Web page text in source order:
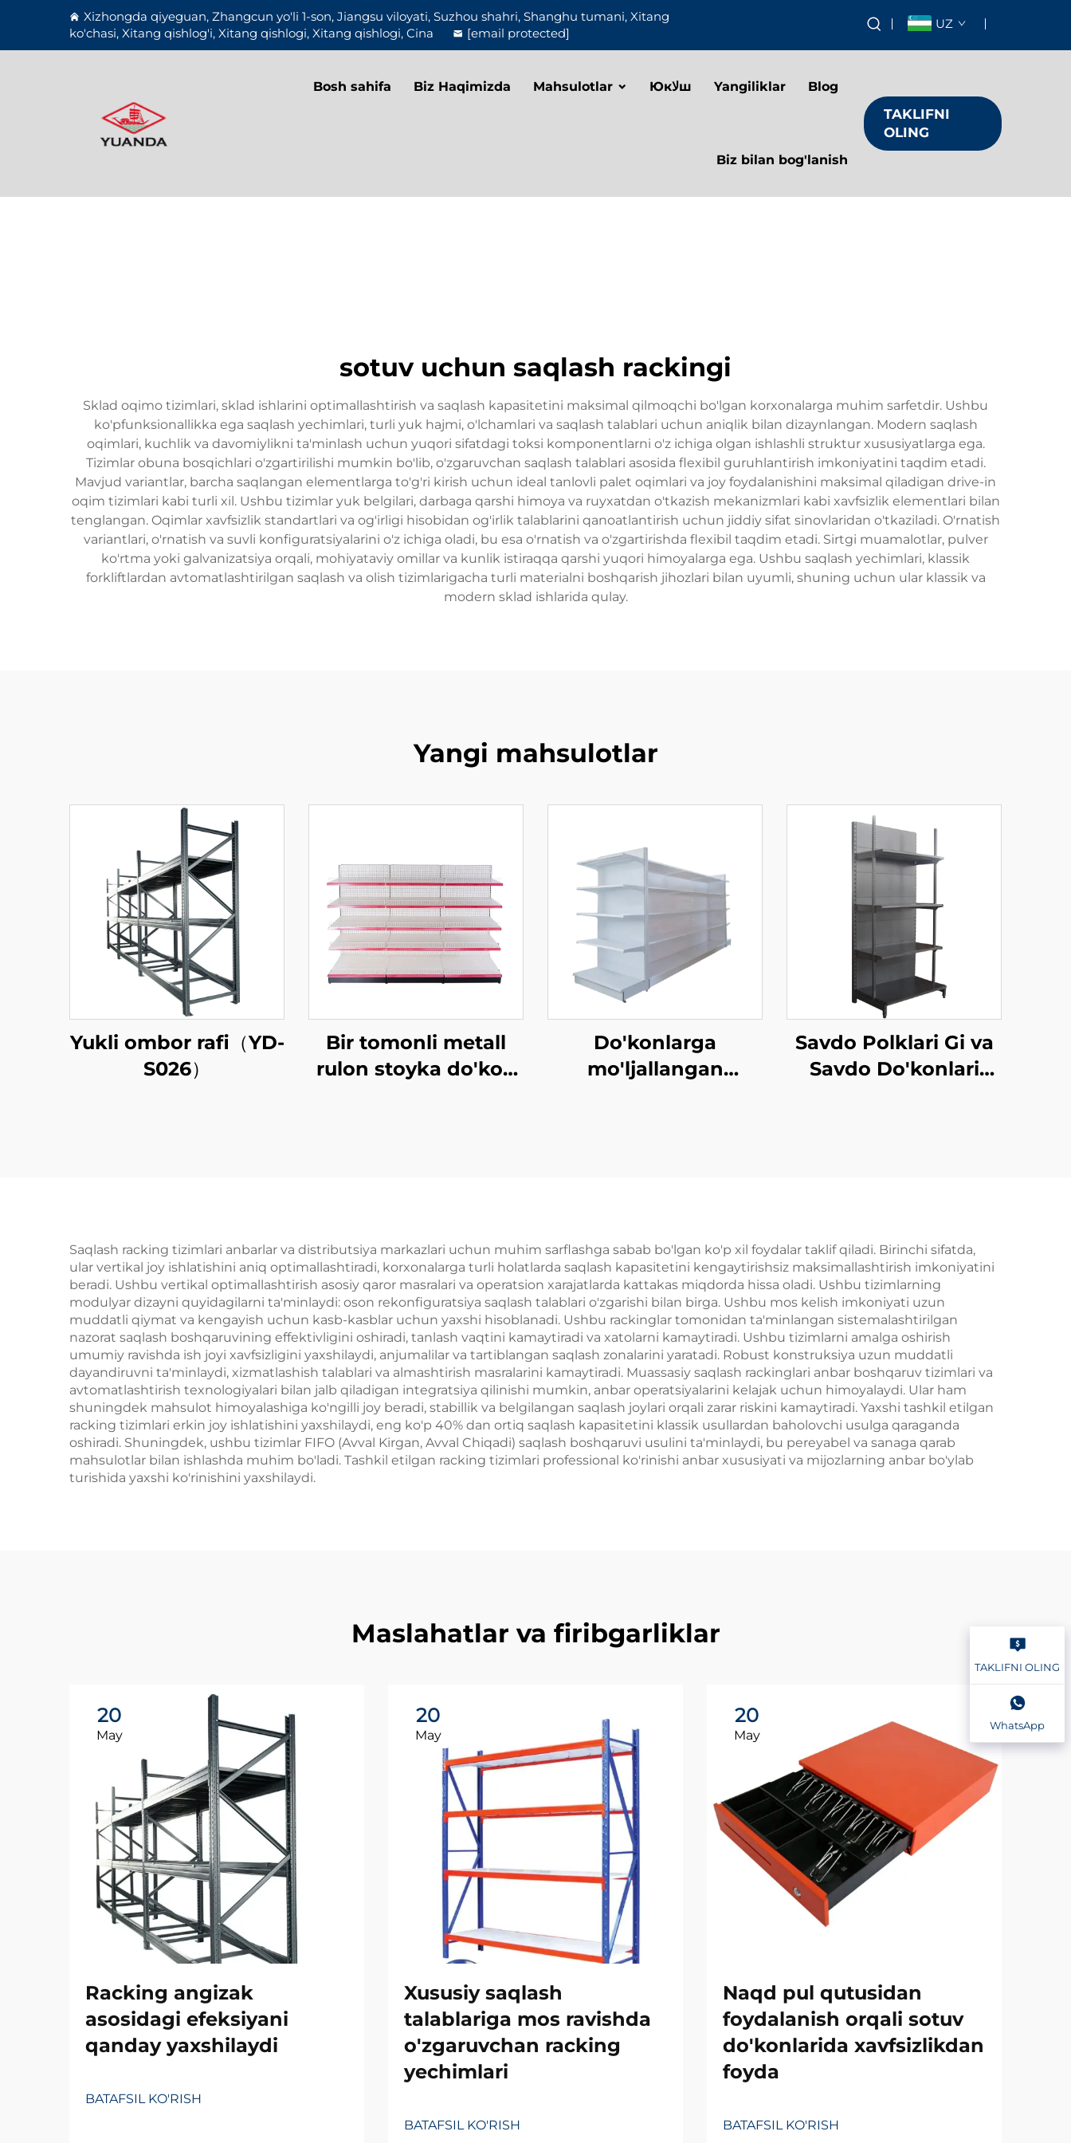
Xizhongda qiyeguan, Zhangcun yo'li 1-son, Jiangsu viloyati, Suzhou shahri, Shanghu tumani, Xitang
ko'chasi, Xitang qishlog'i, Xitang qishlogi, Xitang qishlogi, Cina
[email protected]
UZ
Bosh sahifa Biz Haqimizda Mahsulotlar Юкلاш Yangiliklar Blog
Biz bilan bog'lanish
TAKLIFNI
OLING
sotuv uchun saqlash rackingi
Sklad oqimo tizimlari, sklad ishlarini optimallashtirish va saqlash kapasitetini maksimal qilmoqchi bo'lgan korxonalarga muhim sarfetdir. Ushbu
ko'pfunksionallikka ega saqlash yechimlari, turli yuk hajmi, o'lchamlari va saqlash talablari uchun aniqlik bilan dizaynlangan. Modern saqlash
oqimlari, kuchlik va davomiylikni ta'minlash uchun yuqori sifatdagi toksi komponentlarni o'z ichiga olgan ishlashli struktur xususiyatlarga ega.
Tizimlar obuna bosqichlari o'zgartirilishi mumkin bo'lib, o'zgaruvchan saqlash talablari asosida flexibil guruhlantirish imkoniyatini taqdim etadi.
Mavjud variantlar, barcha saqlangan elementlarga to'g'ri kirish uchun ideal tanlovli palet oqimlari va joy foydalanishini maksimal qiladigan drive-in
oqim tizimlari kabi turli xil. Ushbu tizimlar yuk belgilari, darbaga qarshi himoya va ruyxatdan o'tkazish mekanizmlari kabi xavfsizlik elementlari bilan
tenglangan. Oqimlar xavfsizlik standartlari va og'irligi hisobidan og'irlik talablarini qanoatlantirish uchun jiddiy sifat sinovlaridan o'tkaziladi. O'rnatish
variantlari, o'rnatish va suvli konfiguratsiyalarini o'z ichiga oladi, bu esa o'rnatish va o'zgartirishda flexibil taqdim etadi. Sirtgi muamalotlar, pulver
ko'rtma yoki galvanizatsiya orqali, mohiyataviy omillar va kunlik istiraqqa qarshi yuqori himoyalarga ega. Ushbu saqlash yechimlari, klassik
forkliftlardan avtomatlashtirilgan saqlash va olish tizimlarigacha turli materialni boshqarish jihozlari bilan uyumli, shuning uchun ular klassik va
modern sklad ishlarida qulay.
Yangi mahsulotlar
Yukli ombor rafi（YD-
S026）
Bir tomonli metall
rulon stoyka do'kon
Do'konlarga
mo'ljallangan
Savdo Polklari Gi va
Savdo Do'konlari
Saqlash racking tizimlari anbarlar va distributsiya markazlari uchun muhim sarflashga sabab bo'lgan ko'p xil foydalar taklif qiladi. Birinchi sifatda,
ular vertikal joy ishlatishini aniq optimallashtiradi, korxonalarga turli holatlarda saqlash kapasitetini kengaytirishsiz maksimallashtirish imkoniyatini
beradi. Ushbu vertikal optimallashtirish asosiy qaror masralari va operatsion xarajatlarda kattakas miqdorda hissa oladi. Ushbu tizimlarning
modulyar dizayni quyidagilarni ta'minlaydi: oson rekonfiguratsiya saqlash talablari o'zgarishi bilan birga. Ushbu mos kelish imkoniyati uzun
muddatli qiymat va kengayish uchun kasb-kasblar uchun yaxshi hisoblanadi. Ushbu rackinglar tomonidan ta'minlangan sistemalashtirilgan
nazorat saqlash boshqaruvining effektivligini oshiradi, tanlash vaqtini kamaytiradi va xatolarni kamaytiradi. Ushbu tizimlarni amalga oshirish
umumiy ravishda ish joyi xavfsizligini yaxshilaydi, anjumalilar va tartiblangan saqlash zonalarini yaratadi. Robust konstruksiya uzun muddatli
dayandiruvni ta'minlaydi, xizmatlashish talablari va almashtirish masralarini kamaytiradi. Muassasiy saqlash rackinglari anbar boshqaruv tizimlari va
avtomatlashtirish texnologiyalari bilan jalb qiladigan integratsiya qilinishi mumkin, anbar operatsiyalarini kelajak uchun himoyalaydi. Ular ham
shuningdek mahsulot himoyalashiga ko'ngilli joy beradi, stabillik va belgilangan saqlash joylari orqali zarar riskini kamaytiradi. Yaxshi tashkil etilgan
racking tizimlari erkin joy ishlatishini yaxshilaydi, eng ko'p 40% dan ortiq saqlash kapasitetini klassik usullardan baholovchi usulga qaraganda
oshiradi. Shuningdek, ushbu tizimlar FIFO (Avval Kirgan, Avval Chiqadi) saqlash boshqaruvi usulini ta'minlaydi, bu pereyabel va sanaga qarab
mahsulotlar bilan ishlashda muhim bo'ladi. Tashkil etilgan racking tizimlari professional ko'rinishi anbar xususiyati va mijozlarning anbar bo'ylab
turishida yaxshi ko'rinishini yaxshilaydi.
Maslahatlar va firibgarliklar
20
May
Racking angizak
asosidagi efeksiyani
qanday yaxshilaydi
BATAFSIL KO'RISH
20
May
Xususiy saqlash
talablariga mos ravishda
o'zgaruvchan racking
yechimlari
BATAFSIL KO'RISH
20
May
Naqd pul qutusidan
foydalanish orqali sotuv
do'konlarida xavfsizlikdan
foyda
BATAFSIL KO'RISH
TAKLIFNI OLING
WhatsApp